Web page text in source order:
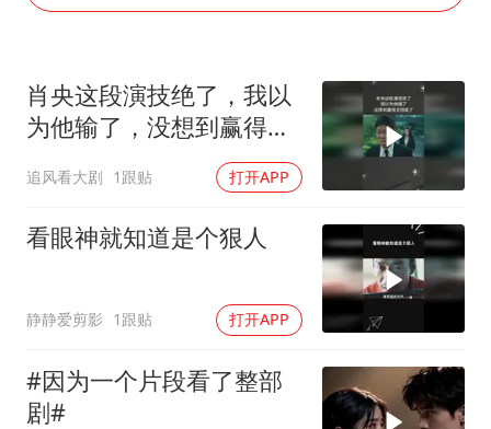
曝侯明昊违反交规被约谈
李亚鹏向地铁吐血女孩捐99999元
中国经济展现强大韧性和活力
肖央这段演技绝了，我以
为他输了，没想到赢得太
追风看大剧 1跟贴 打开APP
看眼神就知道是个狠人
静静爱剪影 1跟贴 打开APP
#因为一个片段看了整部
剧#